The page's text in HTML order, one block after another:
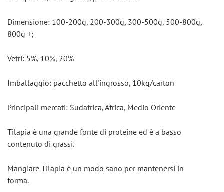
Dimensione: 100-200g, 200-300g, 300-500g, 500-800g,
800g +;
Vetri: 5%, 10%, 20%
Imballaggio: pacchetto all'ingrosso, 10kg/carton
Principali mercati: Sudafrica, Africa, Medio Oriente
Tilapia è una grande fonte di proteine ed è a basso
contenuto di grassi.
Mangiare Tilapia è un modo sano per mantenersi in
forma.